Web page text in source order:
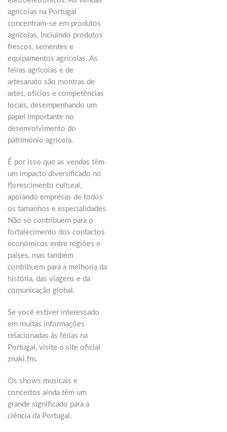
agrícolas na Portugal
concentram-se em produtos
agrícolas, incluindo produtos
frescos, sementes e
equipamentos agrícolas. As
feiras agrícolas e de
artesanato são montras de
artes, ofícios e competências
locais, desempenhando um
papel importante no
desenvolvimento do
património agrícola.
É por isso que as vendas têm
um impacto diversificado no
florescimento cultural,
apoiando empresas de todos
os tamanhos e especialidades.
Não só contribuem para o
fortalecimento dos contactos
económicos entre regiões e
países, mas também
contribuem para a melhoria da
história, das viagens e da
comunicação global.
Se você estiver interessado
em muitas informações
relacionadas às férias na
Portugal, visite o site oficial
znaki.fm.
Os shows musicais e
concertos ainda têm um
grande significado para a
ciência da Portugal.